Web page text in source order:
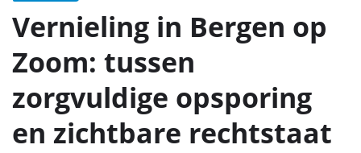
Vernieling in Bergen op
Zoom: tussen
zorgvuldige opsporing
en zichtbare rechtstaat